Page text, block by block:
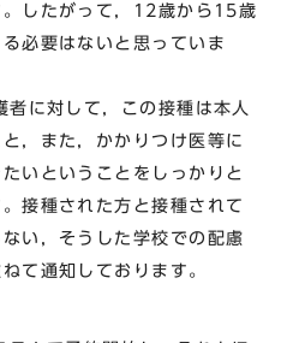
したがって，12歳から15歳
必要はないと思っていま
に対して，この接種は本人
，また，かかりつけ医等に
いということをしっかりと
接種された方と接種されて
い，そうした学校での配慮
て通知しております。